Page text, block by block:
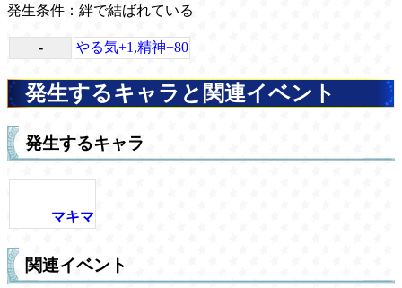
発生条件：絆で結ばれている
- やる気+1,精神+80
発生するキャラと関連イベント
発生するキャラ
マキマ
関連イベント